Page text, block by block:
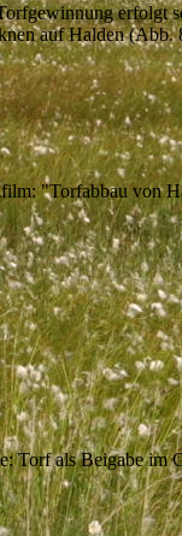
erfolgt
auf Halden (Abb.
"Torfabbau von
Torf als Beigabe im